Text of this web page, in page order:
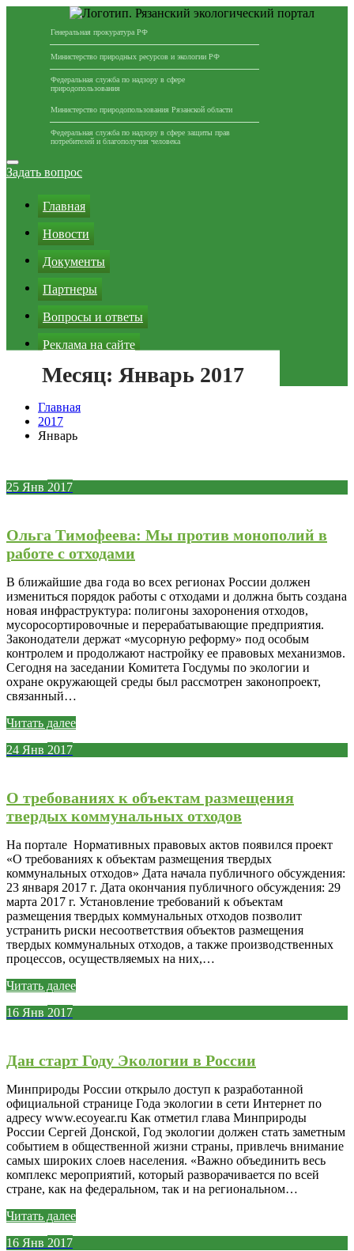
Генеральная прокуратура РФ
Министерство природных ресурсов и экологии РФ
Федеральная служба по надзору в сфере
природопользования
Министерство природопользования Рязанской области
Федеральная служба по надзору в сфере защиты прав
потребителей и благополучия человека
Перейти
к
Задать вопрос
Главная
Новости
Документы
Партнеры
Вопросы и ответы
Реклама на сайте
Зеленая кнопка
Месяц: Январь 2017
Главная
2017
Январь
25 Янв 2017
Ольга Тимофеева: Мы против монополий в
работе с отходами
В ближайшие два года во всех регионах России должен
измениться порядок работы с отходами и должна быть создана
новая инфраструктура: полигоны захоронения отходов,
мусоросортировочные и перерабатывающие предприятия.
Законодатели держат «мусорную реформу» под особым
контролем и продолжают настройку ее правовых механизмов.
Сегодня на заседании Комитета Госдумы по экологии и
охране окружающей среды был рассмотрен законопроект,
связанный…
Читать далее
24 Янв 2017
О требованиях к объектам размещения
твердых коммунальных отходов
На портале Нормативных правовых актов появился проект
«О требованиях к объектам размещения твердых
коммунальных отходов» Дата начала публичного обсуждения:
23 января 2017 г. Дата окончания публичного обсуждения: 29
марта 2017 г. Установление требований к объектам
размещения твердых коммунальных отходов позволит
устранить риски несоответствия объектов размещения
твердых коммунальных отходов, а также производственных
процессов, осуществляемых на них,…
Читать далее
16 Янв 2017
Дан старт Году Экологии в России
Минприроды России открыло доступ к разработанной
официальной странице Года экологии в сети Интернет по
адресу www.ecoyear.ru Как отметил глава Минприроды
России Сергей Донской, Год экологии должен стать заметным
событием в общественной жизни страны, привлечь внимание
самых широких слоев населения. «Важно объединить весь
комплекс мероприятий, который разворачивается по всей
стране, как на федеральном, так и на региональном…
Читать далее
16 Янв 2017